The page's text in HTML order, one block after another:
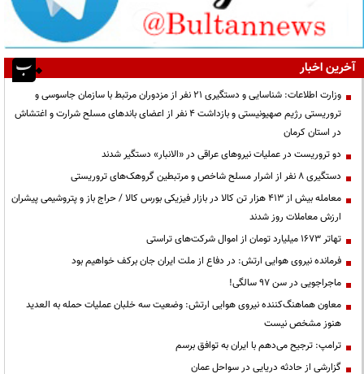
آخرین اخبار
وزارت اطلاعات: شناسایی و دستگیری ۲۱ نفر از مزدوران مرتبط با سازمان جاسوسی و
تروریستی رژیم صهیونیستی و بازداشت ۴ نفر از اعضای باندهای مسلح شرارت و اغتشاش
در استان کرمان
دو تروریست در عملیات نیروهای عراقی در «الانبار» دستگیر شدند
دستگیری ۸ نفر از اشرار مسلح شاخص و مرتبطین گروهک‌های تروریستی
معامله بیش از ۴۱۳ هزار تن کالا در بازار فیزیکی بورس کالا / حراج باز و پتروشیمی پیشران
ارزش معاملات روز شدند
تهاتر ۱۶۷۳ میلیارد تومان از اموال شرکت‌های تراستی
فرمانده نیروی هوایی ارتش: در دفاع از ملت ایران جان برکف خواهیم بود
ماجراجویی در سن ۹۷ سالگی!
معاون هماهنگ‌کننده نیروی هوایی ارتش: وضعیت سه خلبان عملیات حمله به العدید
هنوز مشخص نیست
ترامپ: ترجیح می‌دهم با ایران به توافق برسم
گزارشی از حادثه دریایی در سواحل عمان